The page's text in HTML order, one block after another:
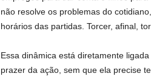
não resolve os problemas do
horários das partidas. Torcer, afinal,
Essa dinâmica está diretamente
prazer da ação, sem que ela precise